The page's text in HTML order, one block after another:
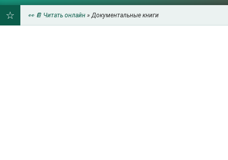
👀 📔 Читать онлайн » Документальные книги